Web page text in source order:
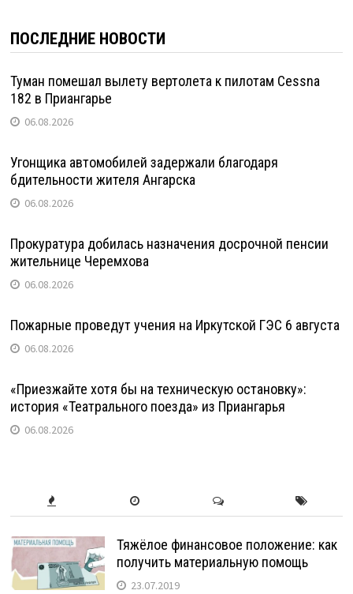
ПОСЛЕДНИЕ НОВОСТИ
Туман помешал вылету вертолета к пилотам Cessna
182 в Приангарье
06.08.2026
Угонщика автомобилей задержали благодаря
бдительности жителя Ангарска
06.08.2026
Прокуратура добилась назначения досрочной пенсии
жительнице Черемхова
06.08.2026
Пожарные проведут учения на Иркутской ГЭС 6 августа
06.08.2026
«Приезжайте хотя бы на техническую остановку»:
история «Театрального поезда» из Приангарья
06.08.2026
Тяжёлое финансовое положение: как
получить материальную помощь
23.07.2019